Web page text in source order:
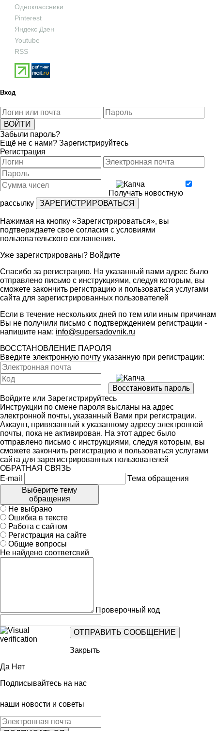
Одноклассники
Pinterest
Яндекс Дзен
Youtube
RSS
Вход
Забыли пароль?
Ещё не с нами? Зарегистрируйтесь
Регистрация
Получать новостную
рассылку
Нажимая на кнопку «Зарегистрироваться», вы
подтверждаете свое согласия с условиями
пользовательского соглашения.
Уже зарегистрированы? Войдите
Спасибо за регистрацию. На указанный вами адрес было
отправлено письмо с инструкциями, следуя которым, вы
сможете закончить регистрацию и пользоваться услугами
сайта для зарегистрированных пользователей
Если в течение нескольких дней по тем или иным причинам
Вы не получили письмо с подтверждением регистрации -
напишите нам: info@supersadovnik.ru
ВОССТАНОВЛЕНИЕ ПАРОЛЯ
Введите электронную почту указанную при регистрации:
Войдите или Зарегистрируйтесь
Инструкции по смене пароля высланы на адрес
электронной почты, указанный Вами при регистрации.
Аккаунт, привязанный к указанному адресу электронной
почты, пока не активирован. На этот адрес было
отправлено письмо с инструкциями, следуя которым, вы
сможете закончить регистрацию и пользоваться услугами
сайта для зарегистрированных пользователей
ОБРАТНАЯ СВЯЗЬ
E-mail
Тема обращения
Выберите тему
обращения
Не выбрано
Ошибка в тексте
Работа с сайтом
Регистрация на сайте
Общие вопросы
Не найдено соответсвий
Проверочный код
Закрыть
Да Нет
Подписывайтесь на нас
наши новости и советы